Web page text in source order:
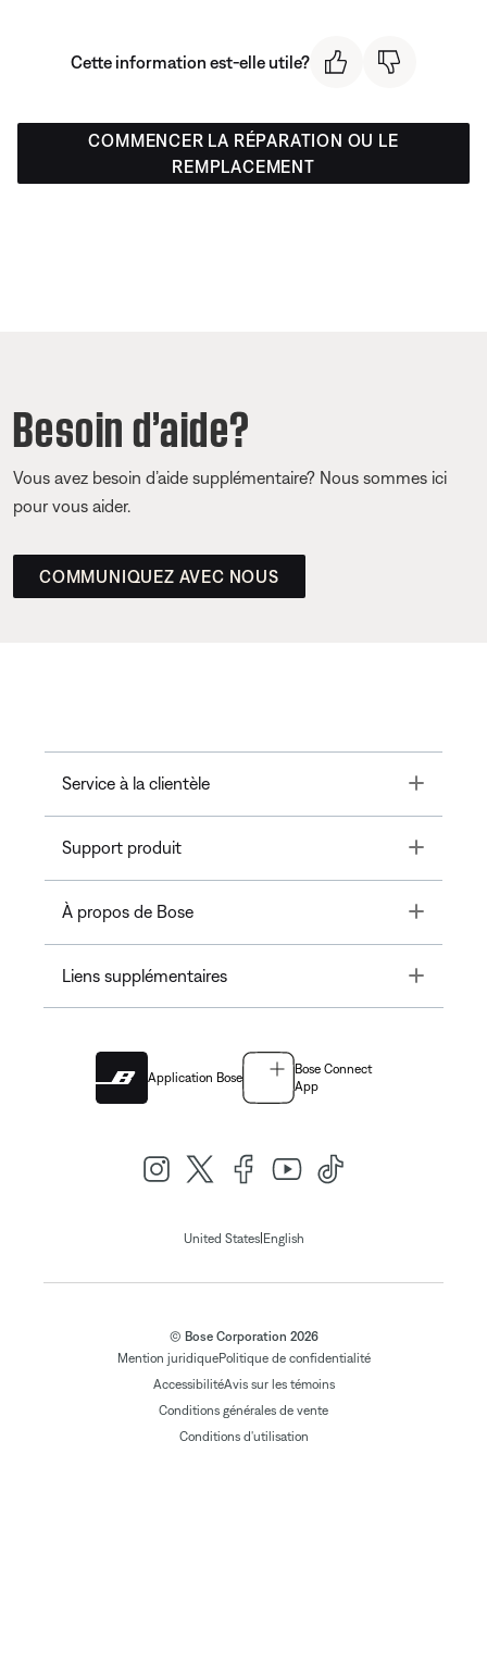
Cette information est-elle utile?
COMMENCER LA RÉPARATION OU LE
REMPLACEMENT
Besoin d’aide?
Vous avez besoin d’aide supplémentaire? Nous sommes ici
pour vous aider.
COMMUNIQUEZ AVEC NOUS
Service à la clientèle Toggle
Support produit Toggle
À propos de Bose Toggle
Liens supplémentaires Toggle
Application Bose
Bose Connect
App
United States| English
© Bose Corporation 2026
Mention juridiquePolitique de confidentialité
AccessibilitéAvis sur les témoins
Conditions générales de vente
Conditions d'utilisation